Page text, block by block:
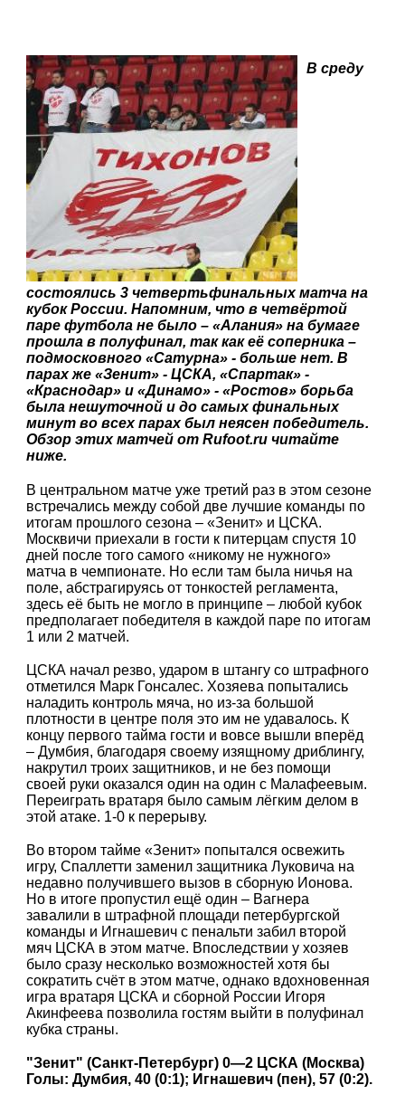
В среду
состоялись 3 четвертьфинальных матча на
кубок России. Напомним, что в четвёртой
паре футбола не было – «Алания» на бумаге
прошла в полуфинал, так как её соперника –
подмосковного «Сатурна» - больше нет. В
парах же «Зенит» - ЦСКА, «Спартак» -
«Краснодар» и «Динамо» - «Ростов» борьба
была нешуточной и до самых финальных
минут во всех парах был неясен победитель.
Обзор этих матчей от Rufoot.ru читайте
ниже.
В центральном матче уже третий раз в этом сезоне
встречались между собой две лучшие команды по
итогам прошлого сезона – «Зенит» и ЦСКА.
Москвичи приехали в гости к питерцам спустя 10
дней после того самого «никому не нужного»
матча в чемпионате. Но если там была ничья на
поле, абстрагируясь от тонкостей регламента,
здесь её быть не могло в принципе – любой кубок
предполагает победителя в каждой паре по итогам
1 или 2 матчей.
ЦСКА начал резво, ударом в штангу со штрафного
отметился Марк Гонсалес. Хозяева попытались
наладить контроль мяча, но из-за большой
плотности в центре поля это им не удавалось. К
концу первого тайма гости и вовсе вышли вперёд
– Думбия, благодаря своему изящному дриблингу,
накрутил троих защитников, и не без помощи
своей руки оказался один на один с Малафеевым.
Переиграть вратаря было самым лёгким делом в
этой атаке. 1-0 к перерыву.
Во втором тайме «Зенит» попытался освежить
игру, Спаллетти заменил защитника Луковича на
недавно получившего вызов в сборную Ионова.
Но в итоге пропустил ещё один – Вагнера
завалили в штрафной площади петербургской
команды и Игнашевич с пенальти забил второй
мяч ЦСКА в этом матче. Впоследствии у хозяев
было сразу несколько возможностей хотя бы
сократить счёт в этом матче, однако вдохновенная
игра вратаря ЦСКА и сборной России Игоря
Акинфеева позволила гостям выйти в полуфинал
кубка страны.
"Зенит" (Санкт-Петербург) 0—2 ЦСКА (Москва)
Голы: Думбия, 40 (0:1); Игнашевич (пен), 57 (0:2).